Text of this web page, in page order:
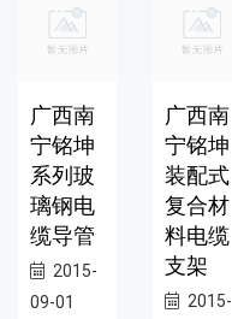
广西南
宁铭坤
系列玻
璃钢电
缆导管
2015-
09-01
广西南
宁铭坤
装配式
复合材
料电缆
支架
2015-